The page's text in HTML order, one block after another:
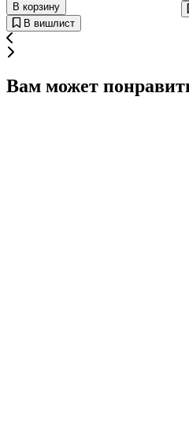
В корзину
В вишлист
Вам может